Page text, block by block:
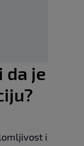
da je
i